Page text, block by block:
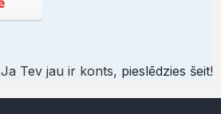
Ja Tev jau ir konts, pieslēdzies šeit!